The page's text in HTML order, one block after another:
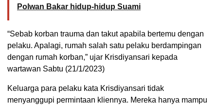
Polwan Bakar hidup-hidup Suami
“Sebab korban trauma dan takut apabila bertemu dengan
pelaku. Apalagi, rumah salah satu pelaku berdampingan
dengan rumah korban,” ujar Krisdiyansari kepada
wartawan Sabtu (21/1/2023)
Keluarga para pelaku kata Krisdiyansari tidak
menyanggupi permintaan kliennya. Mereka hanya mampu